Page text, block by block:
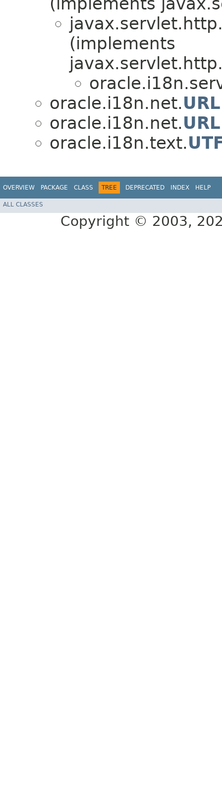
(implements
oracle.i18n.net.
oracle.i18n.net.
oracle.i18n.text.
OVERVIEW PACKAGE CLASS TREE DEPRECATED INDEX HELP
ALL CLASSES
Copyright © 2003,